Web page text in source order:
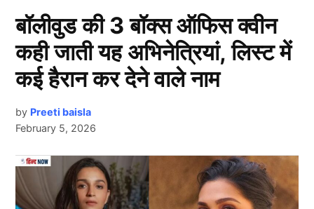
इस खिलाड़ी को बीसीसीआई ने भुलाया
बॉलीवुड की 3 बॉक्स ऑफिस क्वीन
कही जाती यह अभिनेत्रियां, लिस्ट में
कई हैरान कर देने वाले नाम
by Preeti baisla
February 5, 2026